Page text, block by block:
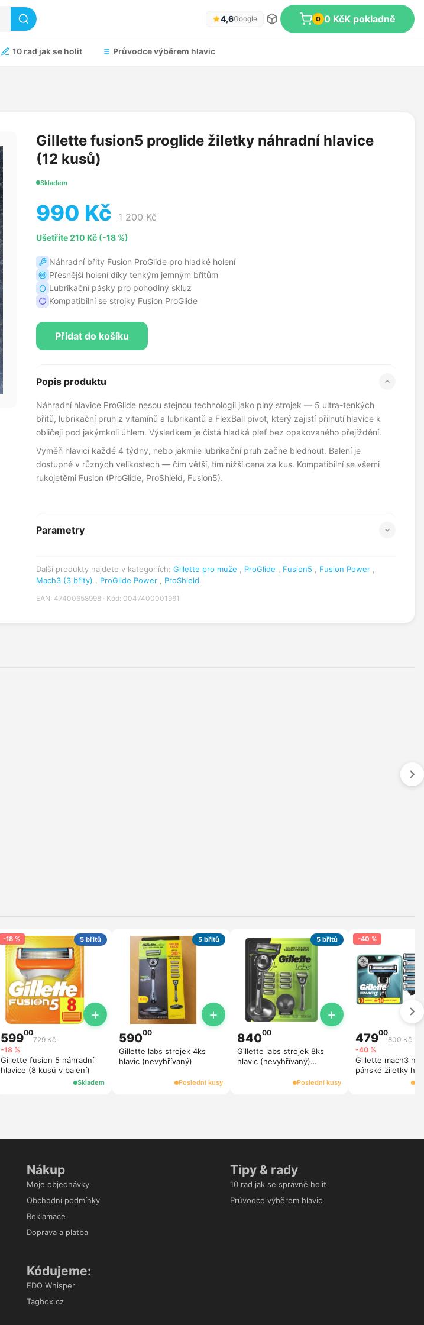
4,6Google 0 0 KčK pokladně
10 rad jak se holit Průvodce výběrem hlavic
Gillette fusion5 proglide žiletky náhradní hlavice
(12 kusů)
Skladem
990 Kč 1 200 Kč
Ušetříte 210 Kč (-18 %)
Náhradní břity Fusion ProGlide pro hladké holení
Přesnější holení díky tenkým jemným břitům
Lubrikační pásky pro pohodlný skluz
Kompatibilní se strojky Fusion ProGlide
Přidat do košíku
Popis produktu
Náhradní hlavice ProGlide nesou stejnou technologii jako plný strojek — 5 ultra-tenkých
břitů, lubrikační pruh z vitamínů a lubrikantů a FlexBall pivot, který zajistí přilnutí hlavice k
obličeji pod jakýmkoli úhlem. Výsledkem je čistá hladká pleť bez opakovaného přejíždění.
Vyměň hlavici každé 4 týdny, nebo jakmile lubrikační pruh začne blednout. Balení je
dostupné v různých velikostech — čím větší, tím nižší cena za kus. Kompatibilní se všemi
rukojetěmi Fusion (ProGlide, ProShield, Fusion5).
Parametry
Další produkty najdete v kategoriích: Gillette pro muže ProGlide Fusion5 Fusion Power
Mach3 (3 břity)
ProGlide Power ProShield
EAN: 47400658998 · Kód: 0047400001961
-18 % 5 břitů
+
59900
729 Kč
-18 %
Gillette fusion 5 náhradní
hlavice (8 kusů v balení)
Skladem
5 břitů
+
59000
Gillette labs strojek 4ks
hlavic (nevyhřívaný)
Poslední kusy
5 břitů
+
84000
Gillette labs strojek 8ks
hlavic (nevyhřívaný)
Poslední kusy
-40 %
47900
800 Kč
-40 %
Gillette mach3
pánské žiletky
Nákup
Moje objednávky
Obchodní podmínky
Reklamace
Doprava a platba
Tipy & rady
10 rad jak se správně holit
Průvodce výběrem hlavic
Kódujeme:
EDO Whisper
Tagbox.cz